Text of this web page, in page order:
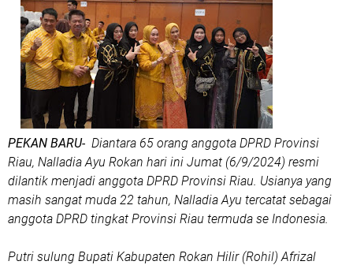
PEKAN BARU- Diantara 65 orang anggota DPRD Provinsi
Riau, Nalladia Ayu Rokan hari ini Jumat (6/9/2024) resmi
dilantik menjadi anggota DPRD Provinsi Riau. Usianya yang
masih sangat muda 22 tahun, Nalladia Ayu tercatat sebagai
anggota DPRD tingkat Provinsi Riau termuda se Indonesia.
Putri sulung Bupati Kabupaten Rokan Hilir (Rohil) Afrizal